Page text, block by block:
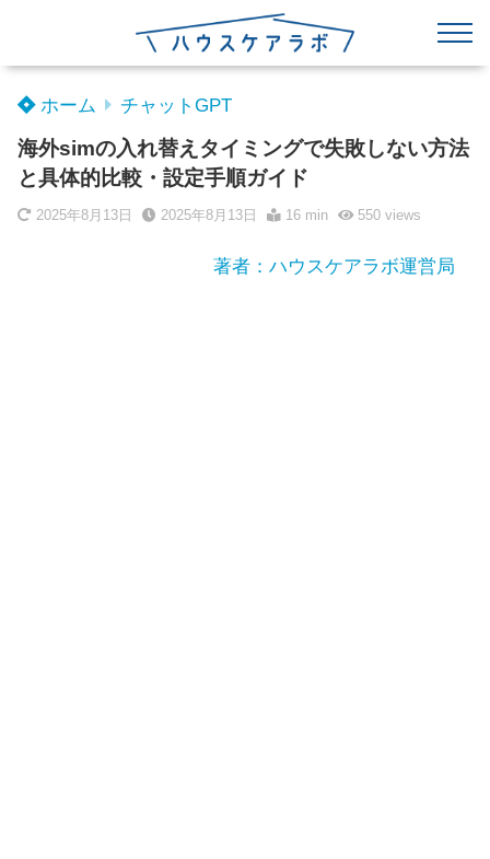
ホーム チャットGPT
海外simの入れ替えタイミングで失敗しない方法
と具体的比較・設定手順ガイド
2025年8月13日 2025年8月13日 16 min 550views
著者：ハウスケアラボ運営局